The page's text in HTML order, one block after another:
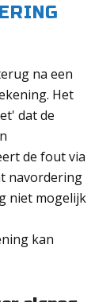
na een
Het
dat de
de fout via
navordering
niet mogelijk
kan